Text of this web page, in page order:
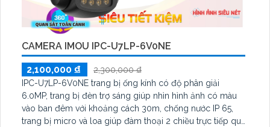
CAMERA IMOU IPC-U7LP-6V0NE
2,100,000 ₫
2,300,000 ₫
IPC-U7LP-6V0NE trang bị ống kính có độ phân giải
6.0MP, trang bị đèn trợ sáng giúp nhìn hình ảnh có màu
vào ban đêm với khoảng cách 30m, chống nước IP 65,
trang bị micro và loa giúp đàm thoại 2 chiều trực tiếp qua